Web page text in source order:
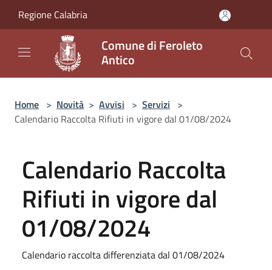
Regione Calabria
Comune di Feroleto
Antico
Home > Novità > Avvisi > Servizi >
Calendario Raccolta Rifiuti in vigore dal 01/08/2024
Calendario Raccolta
Rifiuti in vigore dal
01/08/2024
Calendario raccolta differenziata dal 01/08/2024